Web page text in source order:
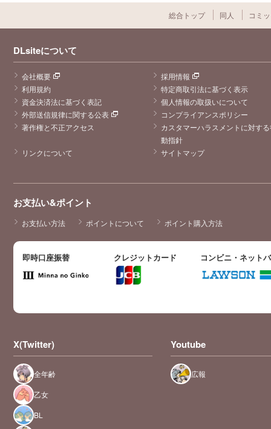
総合トップ 同人 コミ
DLsiteについて
会社概要
採用情報
利用規約
特定商取引法に基づく表示
資金決済法に基づく表記
個人情報の取扱いについて
外部送信規律に関する公表
コンプライアンスポリシー
著作権と不正アクセス
カスタマーハラスメントに対す
動指針
リンクについて
サイトマップ
お支払い&ポイント
お支払い方法 ポイントについて ポイント購入方法
即時口座振替 クレジットカード コンビニ・ネット
X(Twitter)
全年齢
乙女
BL
Youtube
広報